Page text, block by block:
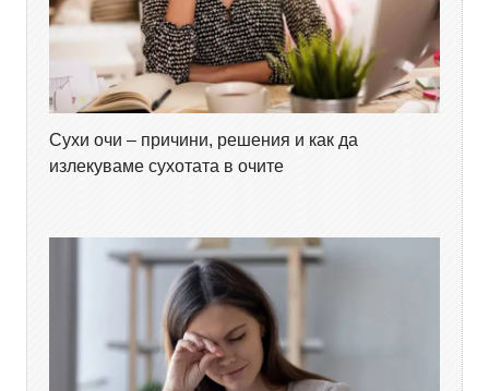
Сухи очи – причини, решения и как да
излекуваме сухотата в очите